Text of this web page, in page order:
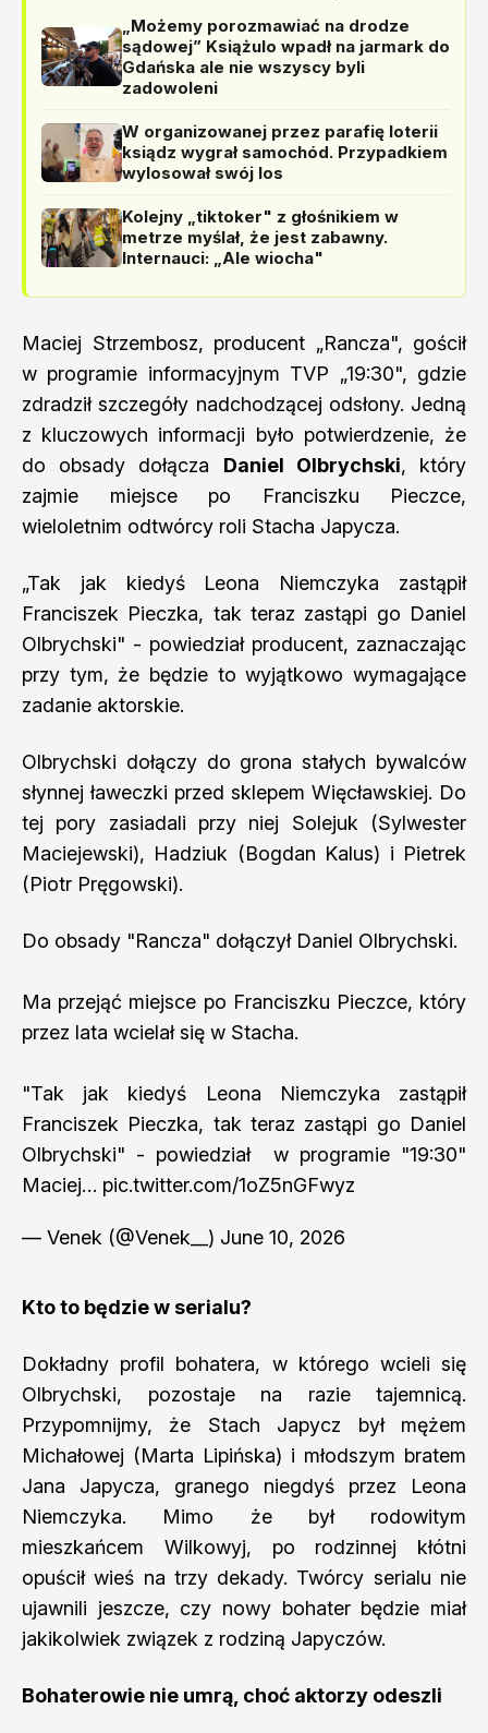
„Możemy porozmawiać na drodze
sądowej” Książulo wpadł na jarmark do
Gdańska ale nie wszyscy byli
zadowoleni
W organizowanej przez parafię loterii
ksiądz wygrał samochód. Przypadkiem
wylosował swój los
Kolejny „tiktoker" z głośnikiem w
metrze myślał, że jest zabawny.
Internauci: „Ale wiocha"
Maciej Strzembosz, producent „Rancza", gościł
w programie informacyjnym TVP „19:30", gdzie
zdradził szczegóły nadchodzącej odsłony. Jedną
z kluczowych informacji było potwierdzenie, że
do obsady dołącza Daniel Olbrychski, który
zajmie miejsce po Franciszku Pieczce,
wieloletnim odtwórcy roli Stacha Japycza.
„Tak jak kiedyś Leona Niemczyka zastąpił
Franciszek Pieczka, tak teraz zastąpi go Daniel
Olbrychski" - powiedział producent, zaznaczając
przy tym, że będzie to wyjątkowo wymagające
zadanie aktorskie.
Olbrychski dołączy do grona stałych bywalców
słynnej ławeczki przed sklepem Więcławskiej. Do
tej pory zasiadali przy niej Solejuk (Sylwester
Maciejewski), Hadziuk (Bogdan Kalus) i Pietrek
(Piotr Pręgowski).
Do obsady "Rancza" dołączył Daniel Olbrychski.
Ma przejąć miejsce po Franciszku Pieczce, który
przez lata wcielał się w Stacha.
"Tak jak kiedyś Leona Niemczyka zastąpił
Franciszek Pieczka, tak teraz zastąpi go Daniel
Olbrychski" - powiedział w programie "19:30"
Maciej… pic.twitter.com/1oZ5nGFwyz
— Venek (@Venek__) June 10, 2026
Kto to będzie w serialu?
Dokładny profil bohatera, w którego wcieli się
Olbrychski, pozostaje na razie tajemnicą.
Przypomnijmy, że Stach Japycz był mężem
Michałowej (Marta Lipińska) i młodszym bratem
Jana Japycza, granego niegdyś przez Leona
Niemczyka. Mimo że był rodowitym
mieszkańcem Wilkowyj, po rodzinnej kłótni
opuścił wieś na trzy dekady. Twórcy serialu nie
ujawnili jeszcze, czy nowy bohater będzie miał
jakikolwiek związek z rodziną Japyczów.
Bohaterowie nie umrą, choć aktorzy odeszli